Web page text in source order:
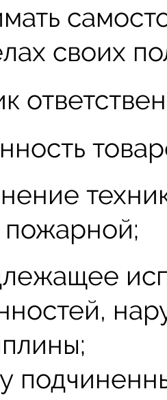
своих
пожарной;